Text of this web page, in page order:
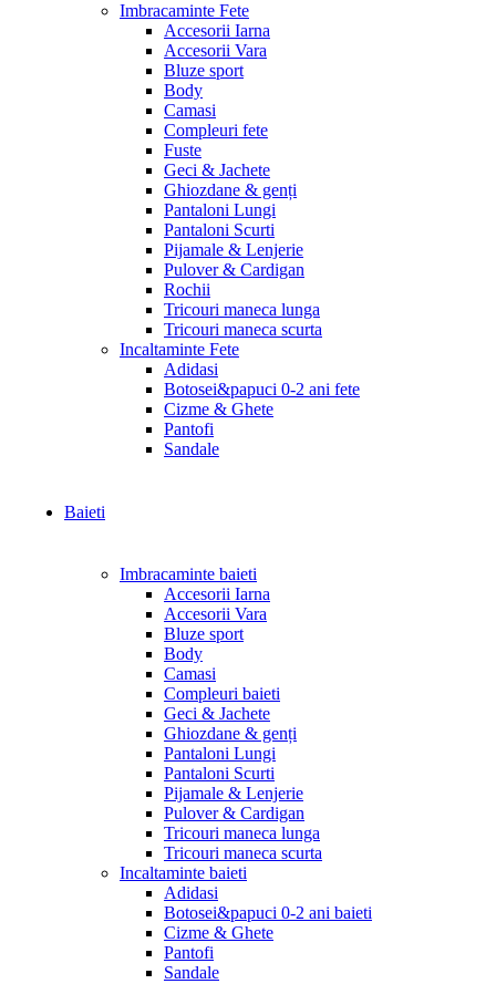
Imbracaminte Fete
Accesorii Iarna
Accesorii Vara
Bluze sport
Body
Camasi
Compleuri fete
Fuste
Geci & Jachete
Ghiozdane & genți
Pantaloni Lungi
Pantaloni Scurti
Pijamale & Lenjerie
Pulover & Cardigan
Rochii
Tricouri maneca lunga
Tricouri maneca scurta
Incaltaminte Fete
Adidasi
Botosei&papuci 0-2 ani fete
Cizme & Ghete
Pantofi
Sandale
Baieti
Imbracaminte baieti
Accesorii Iarna
Accesorii Vara
Bluze sport
Body
Camasi
Compleuri baieti
Geci & Jachete
Ghiozdane & genți
Pantaloni Lungi
Pantaloni Scurti
Pijamale & Lenjerie
Pulover & Cardigan
Tricouri maneca lunga
Tricouri maneca scurta
Incaltaminte baieti
Adidasi
Botosei&papuci 0-2 ani baieti
Cizme & Ghete
Pantofi
Sandale